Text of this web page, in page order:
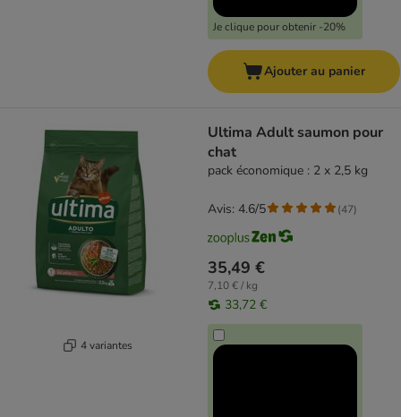
Je clique pour obtenir -20%
Ajouter au panier
4 variantes
Ultima Adult saumon pour
chat
pack économique : 2 x 2,5 kg
35,49 €
7,10 € / kg
33,72 €
Avis: 4.6/5 (47)